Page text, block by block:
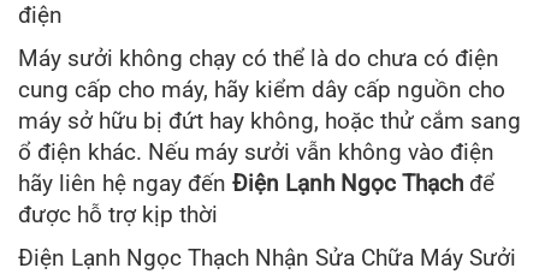
điện
Máy sưởi không chạy có thể là do chưa có điện
cung cấp cho máy, hãy kiểm dây cấp nguồn cho
máy sở hữu bị đứt hay không, hoặc thử cắm sang
ổ điện khác. Nếu máy sưởi vẫn không vào điện
hãy liên hệ ngay đến Điện Lạnh Ngọc Thạch để
được hỗ trợ kịp thời
Điện Lạnh Ngọc Thạch Nhận Sửa Chữa Máy Sưởi